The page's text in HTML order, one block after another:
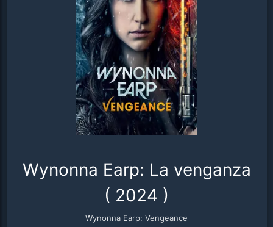
Wynonna Earp: La venganza
( 2024 )
Wynonna Earp: Vengeance